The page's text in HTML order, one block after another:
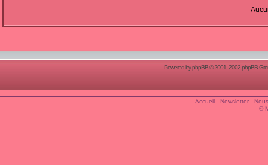
Powered byphpBB© 2001, 2002 phpBB
Accueil- Newsletter-
©